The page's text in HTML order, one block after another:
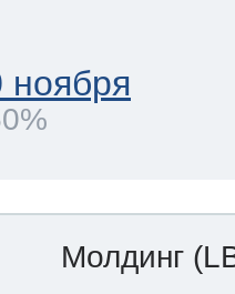
ноября
Молдинг